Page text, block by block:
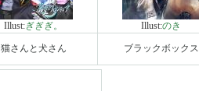
Illust:ぎぎぎ。 Illust:のき
猫さんと犬さん ブラックボックス